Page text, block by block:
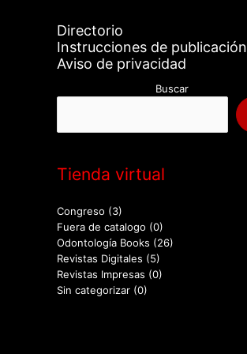
Directorio
Instrucciones de publicación
Aviso de privacidad
Buscar
Tienda virtual
Congreso (3)
Fuera de catalogo (0)
Odontología Books (26)
Revistas Digitales (5)
Revistas Impresas (0)
Sin categorizar (0)